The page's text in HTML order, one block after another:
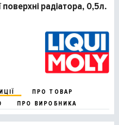
радіатора, 0,5л.
ПРО ТОВАР
ПРО ВИРОБНИКА